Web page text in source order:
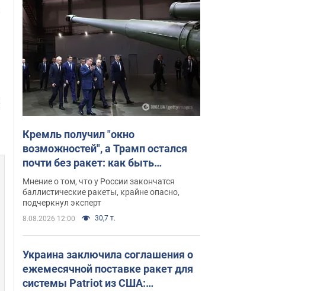
Кремль получил "окно
возможностей", а Трамп остался
почти без ракет: как быть
Украине? Интервью с Мельником
Мнение о том, что у России закончатся
баллистические ракеты, крайне опасно,
подчеркнул эксперт
8.08.2026 12:00 30,7 т.
Украина заключила соглашения о
ежемесячной поставке ракет для
системы Patriot из США: